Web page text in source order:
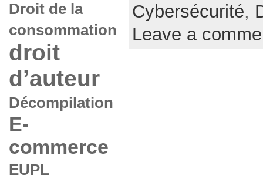
Droit de la
consommation
droit
d’auteur
Décompilation
E-
commerce
EUPL
Cybersécurité,
Leave a